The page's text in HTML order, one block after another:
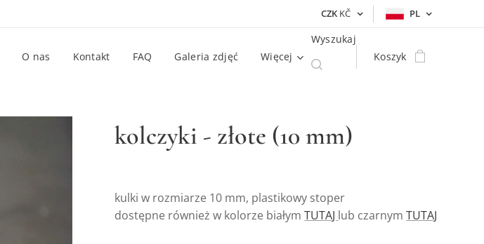
CZK KČ PL
O nas Kontakt FAQ Galeria zdjęć Więcej
Wyszukaj
Koszyk
kolczyki - złote (10 mm)
kulki w rozmiarze 10 mm, plastikowy stoper
dostępne również w kolorze białymTUTAJ lub czarnymTUTAJ